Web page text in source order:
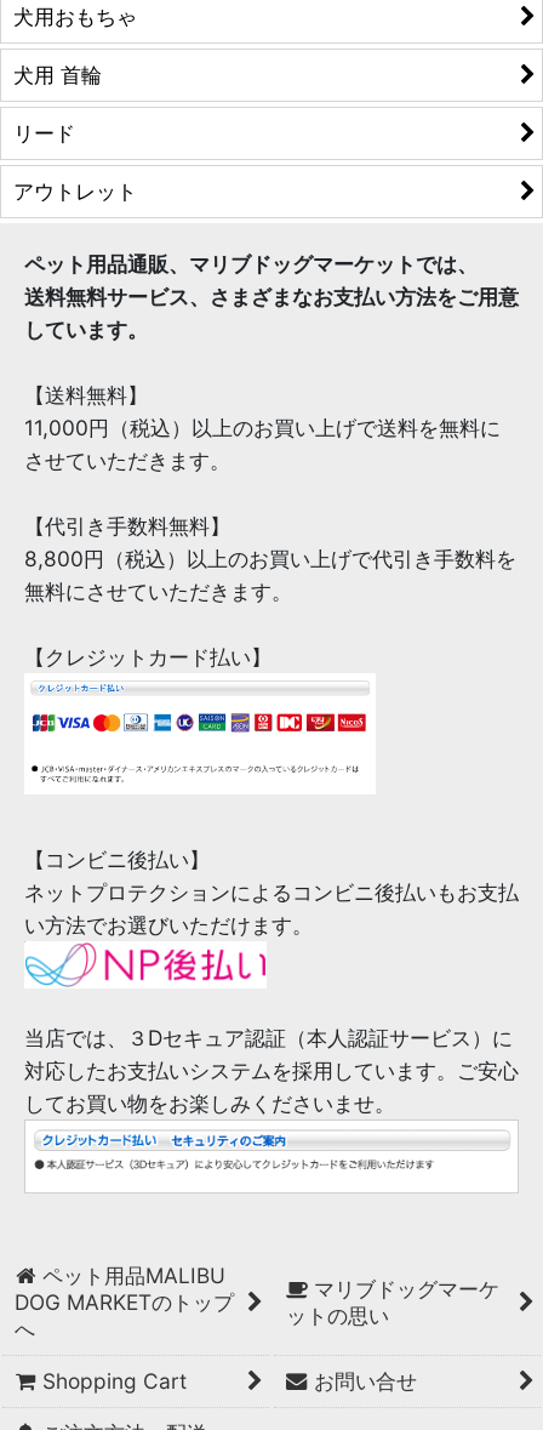
犬用おもちゃ
犬用 首輪
リード
アウトレット
ペット用品通販、マリブドッグマーケットでは、
送料無料サービス、さまざまなお支払い方法をご用意
しています。
【送料無料】
11,000円（税込）以上のお買い上げで送料を無料に
させていただきます。
【代引き手数料無料】
8,800円（税込）以上のお買い上げで代引き手数料を
無料にさせていただきます。
【クレジットカード払い】
【コンビニ後払い】
ネットプロテクションによるコンビニ後払いもお支払
い方法でお選びいただけます。
当店では、３Dセキュア認証（本人認証サービス）に
対応したお支払いシステムを採用しています。ご安心
してお買い物をお楽しみくださいませ。
ペット用品MALIBU
DOG MARKETのトップ
へ
マリブドッグマーケ
ットの思い
Shopping Cart お問い合せ